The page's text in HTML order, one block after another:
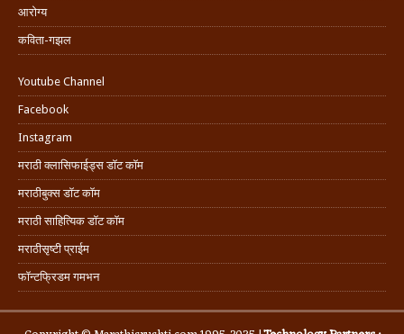
आरोग्य
कविता-गझल
Youtube Channel
Facebook
Instagram
मराठी क्लासिफाईड्स डॉट कॉम
मराठीबुक्स डॉट कॉम
मराठी साहित्यिक डॉट कॉम
मराठीसृष्टी प्राईम
फॉन्टफ्रिडम गमभन